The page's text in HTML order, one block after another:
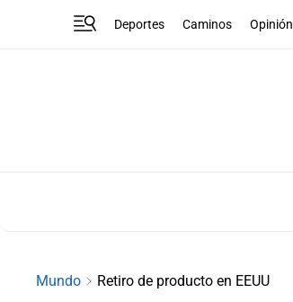
Deportes Caminos Opinión
Mundo Retiro de producto en EEUU